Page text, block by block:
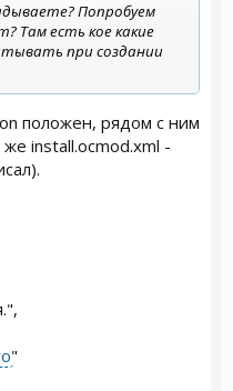
Попробуем
Там есть кое какие
при создании
положен, рядом с ним
install.ocmod.xml -
"